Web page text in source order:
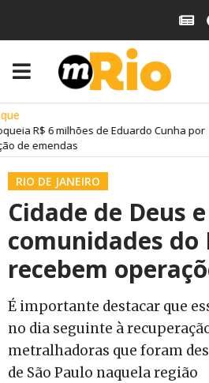
R$ 6 milhões de Eduardo Cunha por
de emendas
RIO DE JANEIRO
Cidade de Deus
comunidades do
recebem
É importante destacar que
no dia seguinte à
metralhadoras que foram
de São Paulo naquela região